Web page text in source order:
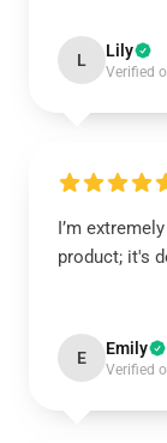
L Lily
Verified
I’m
product; it's
E Emily
Verified